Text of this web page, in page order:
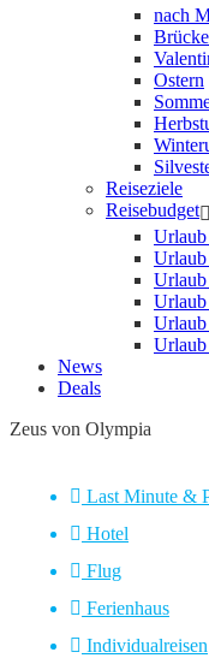
nach
Ostern
Reiseziele
Reisebudget
News
Deals
Zeus von Olympia
Last Minute &
Hotel
Flug
Ferienhaus
Individualreisen